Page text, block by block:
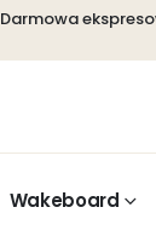
Darmowa
Wakeboard